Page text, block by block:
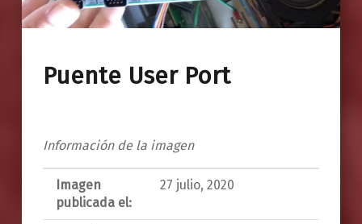
Puente User Port
Información de la imagen
Imagen
publicada el:
27 julio, 2020